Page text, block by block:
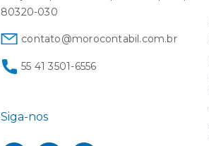
80320-030
contato@morocontabil.com.br
55 41 3501-6556
Siga-nos